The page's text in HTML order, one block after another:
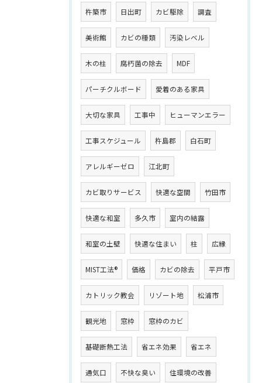
杵築市 日出町 カビ駆除 調査
美術館 カビの種類 汚染レベル
木の柱 腐朽菌の除去 MDF
パーチクルボード 愛着のある家具
大切な家具 工事中 ヒューマンエラー
工事スケジュール 杵島郡 白石町
アレルギーゼロ 江北町
カビ取りサービス 快適な空間 竹田市
快適な和室 多久市 室内の結露
和室の土壁 快適な住まい 柱 広縁
MIST工法® 価格 カビの除去 平戸市
カトリック教会 リゾート地 松浦市
観光地 窓枠 窓枠のカビ
基礎断熱工法 省エネ効果 省エネ
通気口 不快な臭い 住環境の改善